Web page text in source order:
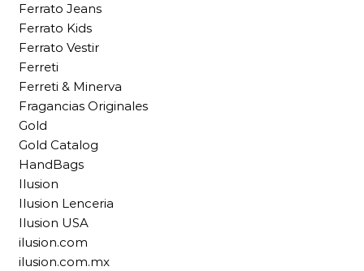
Ferrato Jeans
Ferrato Kids
Ferrato Vestir
Ferreti
Ferreti & Minerva
Fragancias Originales
Gold
Gold Catalog
HandBags
Ilusion
Ilusion Lenceria
Ilusion USA
ilusion.com
ilusion.com.mx